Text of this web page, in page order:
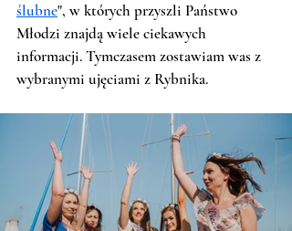
ślubne", w których przyszli Państwo
Młodzi znajdą wiele ciekawych
informacji. Tymczasem zostawiam was z
wybranymi ujęciami z Rybnika.